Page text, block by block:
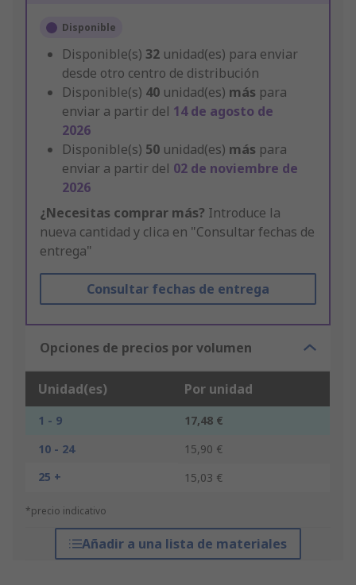
Disponible
Disponible(s) 32 unidad(es) para enviar
desde otro centro de distribución
Disponible(s) 40 unidad(es) más para
enviar a partir del 14 de agosto de
2026
Disponible(s) 50 unidad(es) más para
enviar a partir del 02 de noviembre de
2026
¿Necesitas comprar más? Introduce la
nueva cantidad y clica en "Consultar fechas de
entrega"
Consultar fechas de entrega
Opciones de precios por volumen
Unidad(es) Por unidad
1 - 9
17,48 €
10 - 24
15,90 €
25 +
15,03 €
*precio indicativo
Añadir a una lista de materiales